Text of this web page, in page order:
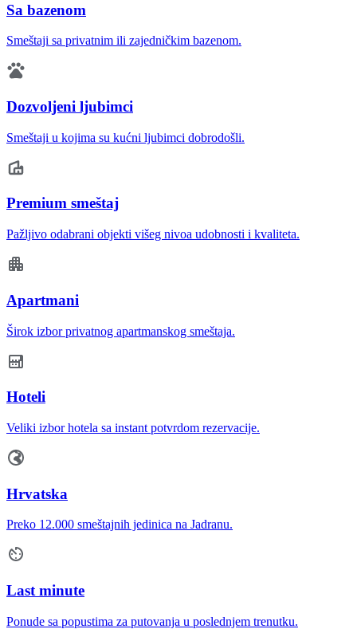
Sa bazenom
Smeštaji sa privatnim ili zajedničkim bazenom.
Dozvoljeni ljubimci
Smeštaji u kojima su kućni ljubimci dobrodošli.
Premium smeštaj
Pažljivo odabrani objekti višeg nivoa udobnosti i kvaliteta.
Apartmani
Širok izbor privatnog apartmanskog smeštaja.
Hoteli
Veliki izbor hotela sa instant potvrdom rezervacije.
Hrvatska
Preko 12.000 smeštajnih jedinica na Jadranu.
Last minute
Ponude sa popustima za putovanja u poslednjem trenutku.